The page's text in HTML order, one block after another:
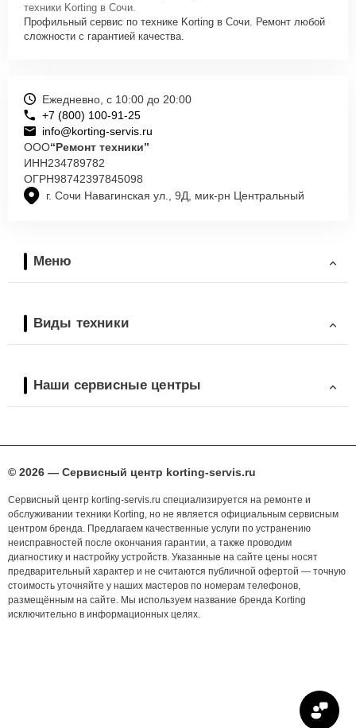
техники Korting в Сочи.
Профильный сервис по технике Korting в Сочи. Ремонт любой
сложности с гарантией качества.
г. Сочи Навагинская ул., 9Д, мик-рн Центральный
Ежедневно, с 10:00 до 20:00
+7 (800) 100-91-25
info@korting-servis.ru
ООО“Ремонт техники”
ИНН234789782
ОГРН98742397845098
Меню
Виды техники
Наши сервисные центры
© 2026 — Сервисный центр korting-servis.ru
Сервисный центр korting-servis.ru специализируется на ремонте и
обслуживании техники Korting, но не является официальным сервисным
центром бренда. Предлагаем качественные услуги по устранению
неисправностей после окончания гарантии, а также проводим
диагностику и настройку устройств. Указанные на сайте цены носят
предварительный характер и не считаются публичной офертой — точную
стоимость уточняйте у наших мастеров по номерам телефонов,
размещённым на сайте. Мы используем название бренда Korting
исключительно в информационных целях.